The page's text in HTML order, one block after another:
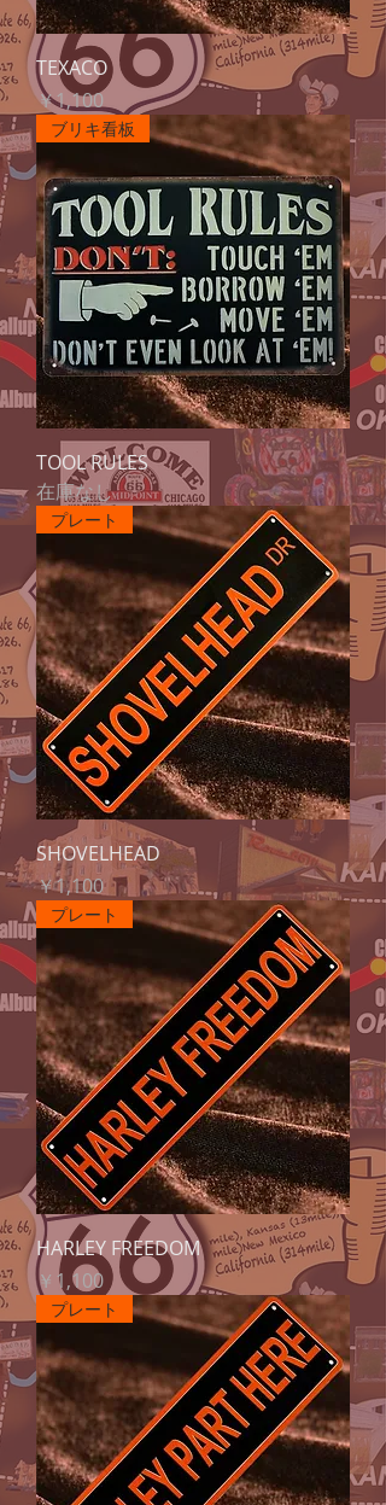
TEXACO
価格
￥1,100
ブリキ看板
TOOL RULES
在庫なし
プレート
SHOVELHEAD
価格
￥1,100
プレート
HARLEY FREEDOM
価格
￥1,100
プレート